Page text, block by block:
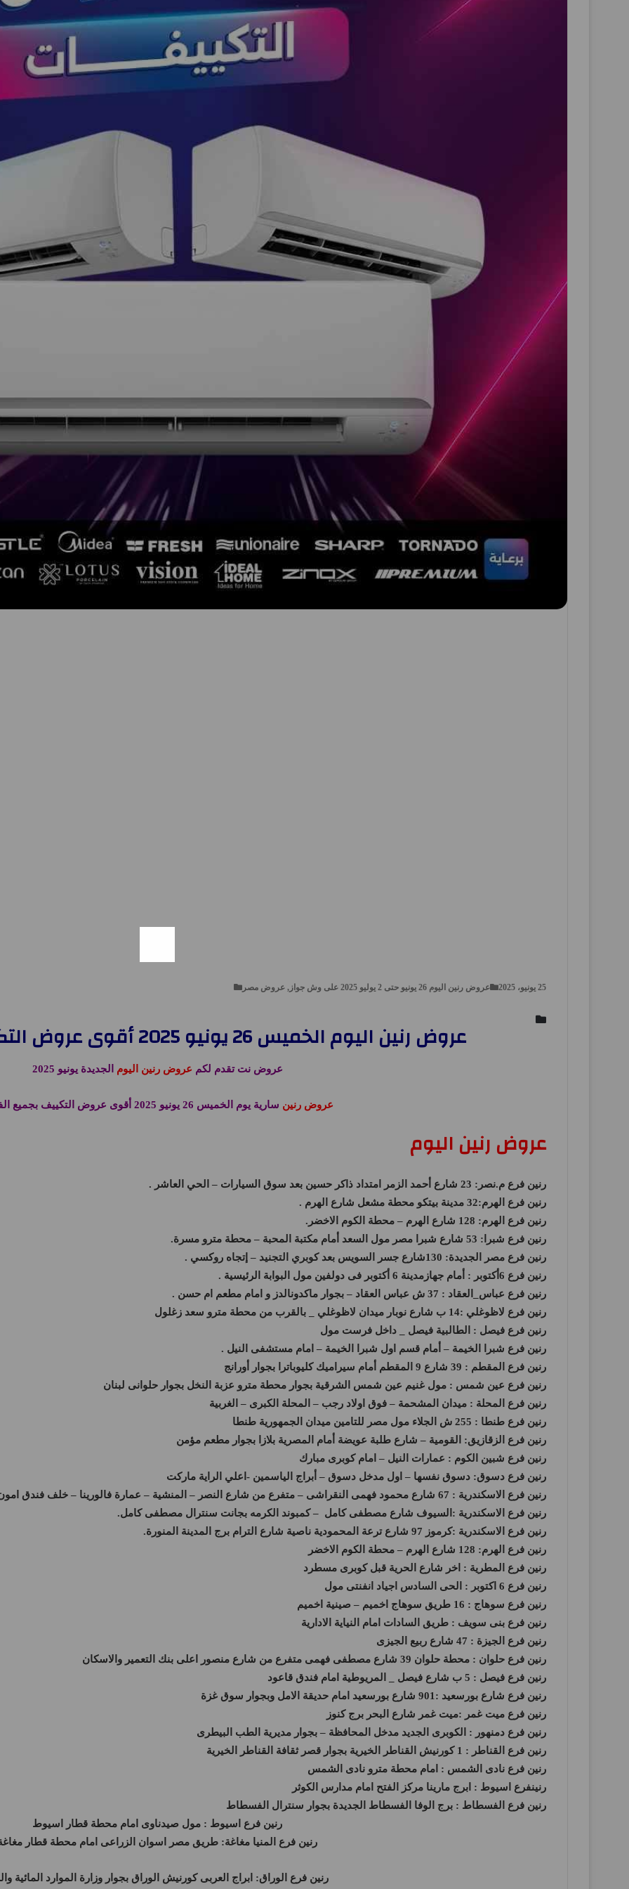
25 يونيو، 2025 عروض رنين اليوم 26 يونيو حتى 2 يوليو 2025 على وش جواز, عروض مصر
عروض رنين اليوم الخميس 26 يونيو 2025 أقوى عروض التكييف بجميع الفروع
عروض نت تقدم لكم عروض رنين اليوم الجديدة يونيو 2025
عروض رنين سارية يوم الخميس 26 يونيو 2025 أقوى عروض التكييف بجميع
عروض رنين اليوم
رنين فرع م.نصر: 23 شارع أحمد الزمر امتداد ذاكر حسين بعد سوق السيارات – الحي العاشر .
رنين فرع الهرم:32 مدينة بيتكو محطة مشعل شارع الهرم .
رنين فرع الهرم: 128 شارع الهرم – محطة الكوم الاخضر.
رنين فرع شبرا: 53 شارع شبرا مصر مول السعد أمام مكتبة المحبة – محطة مترو مسرة.
رنين فرع مصر الجديدة: 130شارع جسر السويس بعد كوبري التجنيد – إتجاه روكسي .
رنين فرع 6أكتوبر : أمام جهازمدينة 6 أكتوبر فى دولفين مول البوابة الرئيسية .
رنين فرع عباس_العقاد : 37 ش عباس العقاد – بجوار ماكدونالدز و امام مطعم ام حسن .
رنين فرع لاظوغلي :14 ب شارع نوبار ميدان لاظوغلي _ بالقرب من محطة مترو سعد زغلول
رنين فرع فيصل : الطالبية فيصل _ داخل فرست مول
رنين فرع شبرا الخيمة – أمام قسم اول شبرا الخيمة – امام مستشفى النيل .
رنين فرع المقطم : 39 شارع 9 المقطم أمام سيراميك كليوباترا بجوار أورانج
رنين فرع عين شمس : مول غنيم عين شمس الشرقية بجوار محطة مترو عزبة النخل بجوار حلوانى لبنان
رنين فرع المحلة : ميدان المشحمة – فوق اولاد رجب – المحلة الكبرى – الغربية
رنين فرع طنطا : 255 ش الجلاء مول مصر للتامين ميدان الجمهورية طنطا
رنين فرع الزقازيق: القومية – شارع طلبة عويضة أمام المصرية بلازا بجوار مطعم مؤمن
رنين فرع شبين الكوم : عمارات النيل – امام كوبرى مبارك
رنين فرع دسوق: دسوق نفسها – اول مدخل دسوق – أبراج الياسمين -اعلي الراية ماركت
رنين فرع الاسكندرية : 67 شارع محمود فهمى النقراشى – متفرع من شارع النصر – المنشية – عمارة فالورينا – خلف فندق امون
رنين فرع الاسكندرية :السيوف شارع مصطفى كامل – كمبوند الكرمه بجانت سنترال مصطفى كامل.
رنين فرع الاسكندرية :كرموز 97 شارع ترعة المحمودية ناصية شارع الترام برج المدينة المنورة.
رنين فرع الهرم: 128 شارع الهرم – محطة الكوم الاخضر
رنين فرع المطرية : اخر شارع الحرية قبل كوبرى مسطرد
رنين فرع 6 اكتوبر : الحى السادس اجياد انفنتى مول
رنين فرع سوهاج : 16 طريق سوهاج اخميم – صينية اخميم
رنين فرع بنى سويف : طريق السادات امام النياية الادارية
رنين فرع الجيزة : 47 شارع ربيع الجيزى
رنين فرع حلوان : محطة حلوان 39 شارع مصطفى فهمى متفرع من شارع منصور اعلى بنك التعمير والاسكان
رنين فرع فيصل : 5 ب شارع فيصل _ المريوطية امام فندق قاعود
رنين فرع شارع بورسعيد :901 شارع بورسعيد امام حديقة الامل وبجوار سوق غزة
رنين فرع ميت غمر :ميت غمر شارع البحر برج كنوز
رنين فرع دمنهور : الكوبرى الجديد مدخل المحافظة – بجوار مديرية الطب البيطرى
رنين فرع القناطر : 1 كورنيش القناطر الخيرية بجوار قصر ثقافة القناطر الخيرية
رنين فرع نادى الشمس : امام محطة مترو نادى الشمس
رنينفرع اسيوط : ابرج مارينا مركز الفتح امام مدارس الكوثر
رنين فرع الفسطاط : برج الوفا الفسطاط الجديدة بجوار سنترال الفسطاط
رنين فرع اسيوط : مول صيدناوى امام محطة قطار اسيوط
رنين فرع المنيا مغاغة: طريق مصر اسوان الزراعى امام محطة قطار
رنين فرع الوراق: ابراج العربى كورنيش الوراق بجوار وزارة الموارد المائية